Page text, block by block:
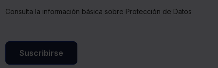
Consulta la información básica sobre Protección de Datos
Suscribirse